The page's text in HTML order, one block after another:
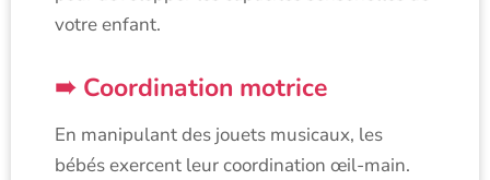
votre enfant.
Coordination motrice
En manipulant des jouets musicaux, les
bébés exercent leur coordination œil-main.